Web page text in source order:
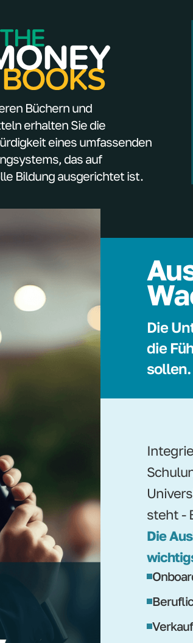
Büchern und
erhalten Sie die
eines umfassenden
das auf
Bildung ausgerichtet ist.
Die
die
sollen.
steht -
Die